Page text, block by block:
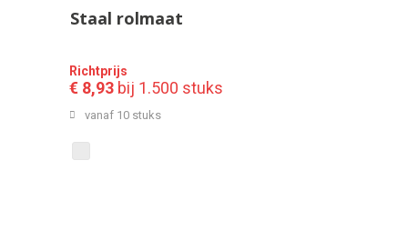
Staal rolmaat
Richtprijs
€ 8,93 bij 1.500 stuks
vanaf 10 stuks